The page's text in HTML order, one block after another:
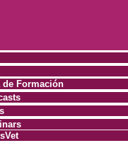
de Formación